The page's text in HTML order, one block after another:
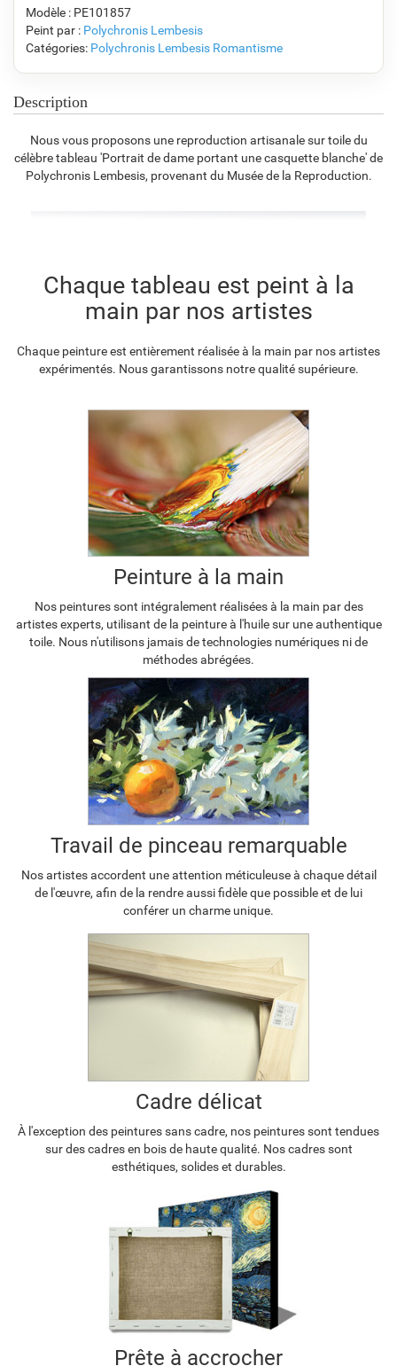
F8645-296
€107.13 €83.21
F5130-204
€ 119.96
F6035-220
€107.98
€98.78
Modèle : PE101857
Peint par : Polychronis Lembesis
Catégories: Polychronis Lembesis Romantisme
Description
Nous vous proposons une reproduction artisanale sur toile du
célèbre tableau 'Portrait de dame portant une casquette blanche' de
Polychronis Lembesis, provenant du Musée de la Reproduction.
Chaque tableau est peint à la
main par nos artistes
Chaque peinture est entièrement réalisée à la main par nos artistes
expérimentés. Nous garantissons notre qualité supérieure.
Peinture à la main
Nos peintures sont intégralement réalisées à la main par des
artistes experts, utilisant de la peinture à l'huile sur une authentique
toile. Nous n'utilisons jamais de technologies numériques ni de
méthodes abrégées.
Travail de pinceau remarquable
Nos artistes accordent une attention méticuleuse à chaque détail
de l'œuvre, afin de la rendre aussi fidèle que possible et de lui
conférer un charme unique.
Cadre délicat
À l'exception des peintures sans cadre, nos peintures sont tendues
sur des cadres en bois de haute qualité. Nos cadres sont
esthétiques, solides et durables.
Prête à accrocher